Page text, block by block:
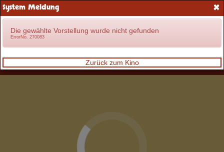
Anmelden
×
System Meldung
Die gewählte Vorstellung wurde nicht gefunden
ErrorNo. 270083
Zurück zum Kino